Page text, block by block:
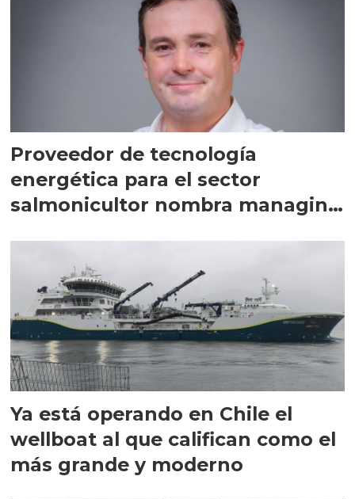
Proveedor de tecnología
energética para el sector
salmonicultor nombra managing
Ya está operando en Chile el
wellboat al que califican como el
más grande y moderno